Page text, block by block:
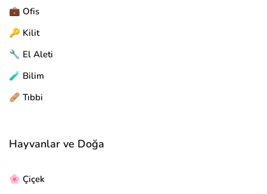
💼 Ofis
🔑 Kilit
🔧 El Aleti
🧪 Bilim
🩹 Tıbbi
Hayvanlar ve Doğa
🌸 Çiçek